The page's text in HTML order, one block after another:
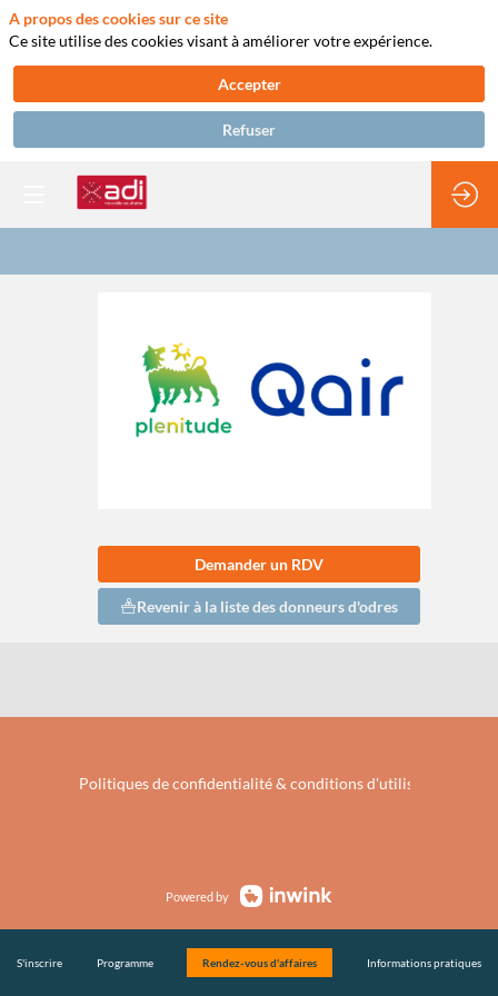
Demander un RDV
Revenir à la liste des donneurs d'odres
Politiques de confidentialité & conditions d'utilisation de vos
Powered by
S'inscrire Programme Rendez-vous d'affaires Informations pratiques
A propos des cookies sur ce site
Ce site utilise des cookies visant à améliorer votre expérience.
Accepter
Refuser